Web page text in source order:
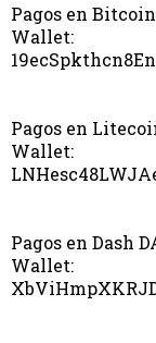
Pagos en Bitcoin
Wallet:
Pagos en
Wallet:
Pagos en Dash
Wallet: